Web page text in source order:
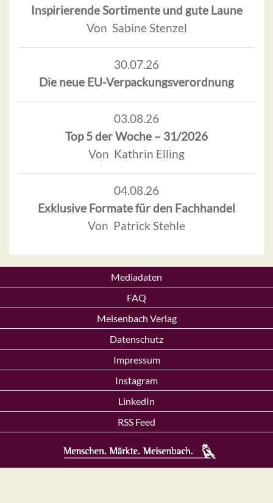
Inspirierende Sortimente und gute Laune
Von Sabine Stenzel
30.07.26
Die neue EU-Verpackungsverordnung
03.08.26
Top 5 der Woche – 31/2026
Von Kathrin Elling
04.08.26
Exklusive Formate für den Fachhandel
Von Patrick Stehle
Mediadaten
FAQ
Meisenbach Verlag
Datenschutz
Impressum
Instagram
LinkedIn
RSS Feed